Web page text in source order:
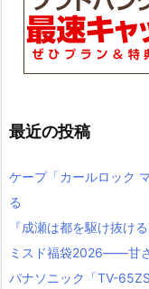
最近の投稿
ケープ「カールロック
る
『成瀬は都を駆け抜け
ミスド福袋2026――甘
パナソニック「TV-